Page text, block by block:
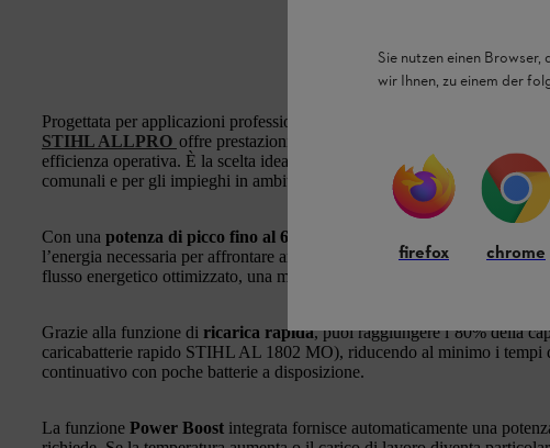
Progettata per applicazioni professionali e particolarmente impegnative,
STIHL ALLPRO offre prestazioni elevate e costanti per tutta la durata
efficienza operativa. È la scelta ideale per i lavori più intensivi nella
comunali e per gli impieghi in ambito forestale.
Con una potenza di picco fino al 60% superiore
l’energia necessaria per affrontare anche le attività più gravose. La
flusso energetico ottimizzato, una minore generazione di calore e
Grazie alla funzione di ricarica rapida, puoi raggiungere l’80% della
caricabatterie rapido STIHL AL 1802 MO), riducendo al minimo i tempi
continuativo con poche batterie a disposizione.
La funzione Power Boost integrata fornisce automaticamente una
Sie nutzen einen
wir Ihnen, zu einem der
firefox chrome